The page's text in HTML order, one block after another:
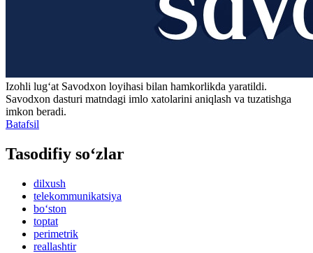
Izohli lugʻat Savodxon loyihasi bilan hamkorlikda yaratildi.
Savodxon dasturi matndagi imlo xatolarini aniqlash va tuzatishga
imkon beradi.
Batafsil
Tasodifiy so‘zlar
dilxush
telekommunikatsiya
bo‘ston
toptat
perimetrik
reallashtir